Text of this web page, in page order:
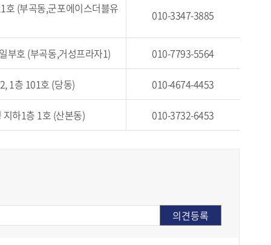
호 (부곡동,군포에이스더블유 010-3347-3885
부호 (부곡동,거성프라자1) 010-7793-5564
1층 101호 (당동) 010-4674-4453
하1층 1호 (산본동) 010-3732-6453